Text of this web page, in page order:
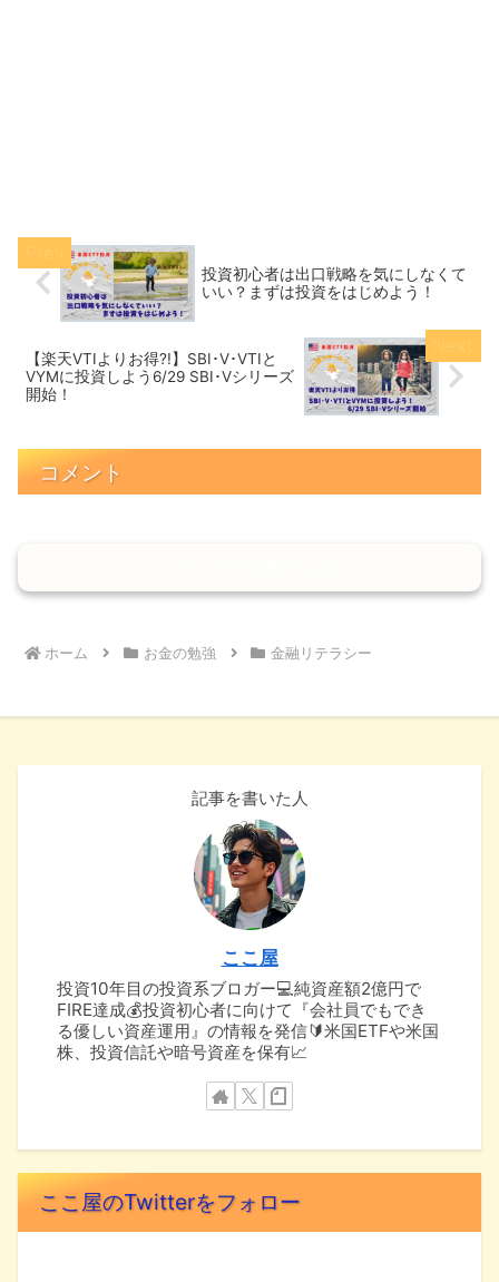
投資初心者は出口戦略を気にしなくて
いい？まずは投資をはじめよう！
【楽天VTIよりお得?!】SBI･V･VTIと
VYMに投資しよう6/29 SBI･Vシリーズ
開始！
コメント
ホーム お金の勉強 金融リテラシー
記事を書いた人
ここ屋
投資10年目の投資系ブロガー💻純資産額2億円で
FIRE達成💰投資初心者に向けて『会社員でもでき
る優しい資産運用』の情報を発信🔰米国ETFや米国
株、投資信託や暗号資産を保有📈
ここ屋のTwitterをフォロー